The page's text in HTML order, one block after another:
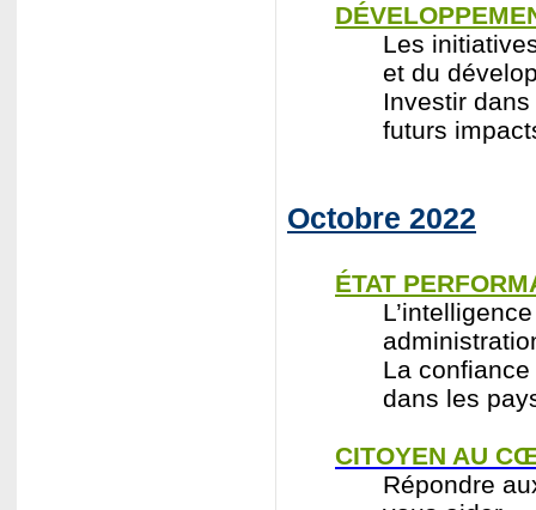
Les
et du
Investir
futurs
Octobre 2022
ÉTAT
La
dans les
CITOYEN AU
Répondre